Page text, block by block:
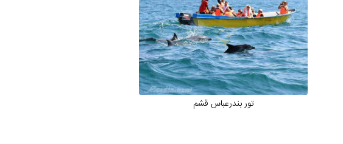
تور بندرعباس قشم